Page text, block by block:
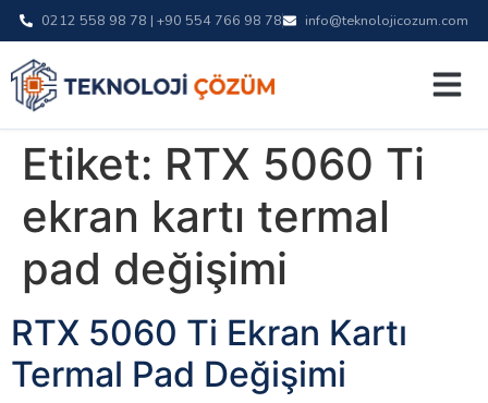
0212 558 98 78 | +90 554 766 98 78 info@teknolojicozum.com
Etiket: RTX 5060 Ti
ekran kartı termal
pad değişimi
RTX 5060 Ti Ekran Kartı
Termal Pad Değişimi